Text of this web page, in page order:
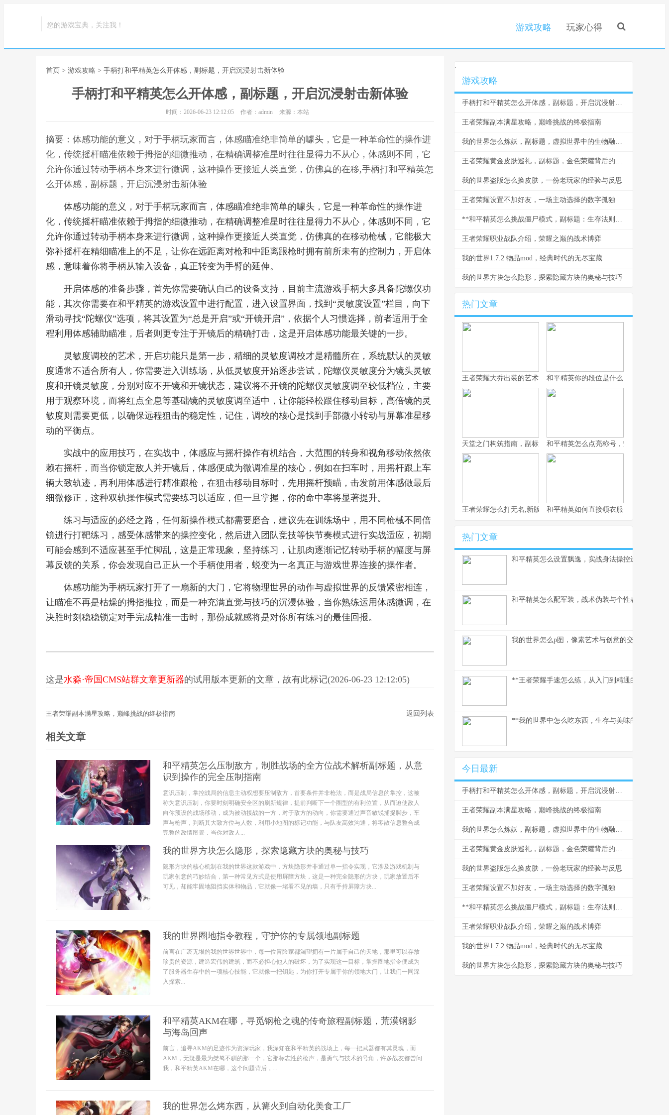
您的游戏宝典，关注我！ 游戏攻略 玩家心得
首页 > 游戏攻略 > 手柄打和平精英怎么开体感，副标题，开启沉浸射击新体验
手柄打和平精英怎么开体感，副标题，开启沉浸射击新体验
时间：2026-06-23 12:12:05 作者：admin 来源：本站
摘要：体感功能的意义，对于手柄玩家而言，体感瞄准绝非简单的噱头，它是一种革命性的操作进
化，传统摇杆瞄准依赖于拇指的细微推动，在精确调整准星时往往显得力不从心，体感则不同，它
允许你通过转动手柄本身来进行微调，这种操作更接近人类直觉，仿佛真的在移,手柄打和平精英怎
么开体感，副标题，开启沉浸射击新体验
体感功能的意义，对于手柄玩家而言，体感瞄准绝非简单的噱头，它是一种革命性的操作进
化，传统摇杆瞄准依赖于拇指的细微推动，在精确调整准星时往往显得力不从心，体感则不同，它
允许你通过转动手柄本身来进行微调，这种操作更接近人类直觉，仿佛真的在移动枪械，它能极大
弥补摇杆在精细瞄准上的不足，让你在远距离对枪和中距离跟枪时拥有前所未有的控制力，开启体
感，意味着你将手柄从输入设备，真正转变为手臂的延伸。
开启体感的准备步骤，首先你需要确认自己的设备支持，目前主流游戏手柄大多具备陀螺仪功
能，其次你需要在和平精英的游戏设置中进行配置，进入设置界面，找到“灵敏度设置”栏目，向下
滑动寻找“陀螺仪”选项，将其设置为“总是开启”或“开镜开启”，依据个人习惯选择，前者适用于全
程利用体感辅助瞄准，后者则更专注于开镜后的精确打击，这是开启体感功能最关键的一步。
灵敏度调校的艺术，开启功能只是第一步，精细的灵敏度调校才是精髓所在，系统默认的灵敏
度通常不适合所有人，你需要进入训练场，从低灵敏度开始逐步尝试，陀螺仪灵敏度分为镜头灵敏
度和开镜灵敏度，分别对应不开镜和开镜状态，建议将不开镜的陀螺仪灵敏度调至较低档位，主要
用于观察环境，而将红点全息等基础镜的灵敏度调至适中，让你能轻松跟住移动目标，高倍镜的灵
敏度则需要更低，以确保远程狙击的稳定性，记住，调校的核心是找到手部微小转动与屏幕准星移
动的平衡点。
实战中的应用技巧，在实战中，体感应与摇杆操作有机结合，大范围的转身和视角移动依然依
赖右摇杆，而当你锁定敌人并开镜后，体感便成为微调准星的核心，例如在扫车时，用摇杆跟上车
辆大致轨迹，再利用体感进行精准跟枪，在狙击移动目标时，先用摇杆预瞄，击发前用体感做最后
细微修正，这种双轨操作模式需要练习以适应，但一旦掌握，你的命中率将显著提升。
练习与适应的必经之路，任何新操作模式都需要磨合，建议先在训练场中，用不同枪械不同倍
镜进行打靶练习，感受体感带来的操控变化，然后进入团队竞技等快节奏模式进行实战适应，初期
可能会感到不适应甚至手忙脚乱，这是正常现象，坚持练习，让肌肉逐渐记忆转动手柄的幅度与屏
幕反馈的关系，你会发现自己正从一个手柄使用者，蜕变为一名真正与游戏世界连接的操作者。
体感功能为手柄玩家打开了一扇新的大门，它将物理世界的动作与虚拟世界的反馈紧密相连，
让瞄准不再是枯燥的拇指推拉，而是一种充满直觉与技巧的沉浸体验，当你熟练运用体感微调，在
决胜时刻稳稳锁定对手完成精准一击时，那份成就感将是对你所有练习的最佳回报。
这是水淼·帝国CMS站群文章更新器的试用版本更新的文章，故有此标记(2026-06-23 12:12:05)
王者荣耀副本满星攻略，巅峰挑战的终极指南 返回列表
相关文章
和平精英怎么压制敌方，制胜战场的全方位战术解析副标题，从意
识到操作的完全压制指南
意识压制，掌控战局的信息主动权想要压制敌方，首要条件并非枪法，而是战局信息的掌控，这被
称为意识压制，你要时刻明确安全区的刷新规律，提前判断下一个圈型的有利位置，从而迫使敌人
向你预设的战场移动，成为被动接战的一方，对于敌方的动向，你需要通过声音敏锐捕捉脚步，车
声与枪声，判断其大致方位与人数，利用小地图的标记功能，与队友高效沟通，将零散信息整合成
完整的敌情图景，当你对敌人...
我的世界方块怎么隐形，探索隐藏方块的奥秘与技巧
隐形方块的核心机制在我的世界这款游戏中，方块隐形并非通过单一指令实现，它涉及游戏机制与
玩家创意的巧妙结合，第一种常见方式是使用屏障方块，这是一种完全隐形的方块，玩家放置后不
可见，却能牢固地阻挡实体和物品，它就像一堵看不见的墙，只有手持屏障方块...
我的世界圈地指令教程，守护你的专属领地副标题
前言在广袤无垠的我的世界世界中，每一位冒险家都渴望拥有一片属于自己的天地，那里可以存放
珍贵的资源，建造宏伟的建筑，而不必担心他人的破坏，为了实现这一目标，掌握圈地指令便成为
了服务器生存中的一项核心技能，它就像一把钥匙，为你打开专属于你的领地大门，让我们一同深
入探索...
和平精英AKM在哪，寻觅钢枪之魂的传奇旅程副标题，荒漠钢影
与海岛回声
前言，追寻AKM的足迹作为资深玩家，我深知在和平精英的战场上，每一把武器都有其灵魂，而
AKM，无疑是最为桀骜不驯的那一个，它那标志性的枪声，是勇气与技术的号角，许多战友都曾问
我，和平精英AKM在哪，这个问题背后，...
我的世界怎么烤东西，从篝火到自动化美食工厂
.
游戏攻略
手柄打和平精英怎么开体感，副标题，开启沉浸射击新体验
王者荣耀副本满星攻略，巅峰挑战的终极指南
我的世界怎么炼妖，副标题，虚拟世界中的生物融合艺术
王者荣耀黄金皮肤巡礼，副标题，金色荣耀背后的设计与情怀
我的世界盗版怎么换皮肤，一份老玩家的经验与反思
王者荣耀设置不加好友，一场主动选择的数字孤独
**和平精英怎么挑战僵尸模式，副标题：生存法则与战术精髓**
王者荣耀职业战队介绍，荣耀之巅的战术博弈
我的世界1.7.2 物品mod，经典时代的无尽宝藏
我的世界方块怎么隐形，探索隐藏方块的奥秘与技巧
热门文章
王者荣耀大乔出装的艺术，辅助之核的战术抉择
和平精英你的段位是什么：一段段位承
天堂之门构筑指南，副标题，通往云端的幻想之路
和平精英怎么点亮称号，荣誉徽章获取
王者荣耀怎么打无名,新版本野区霸主的应对策略
和平精英如何直接领衣服，玩家福利获
热门文章
和平精英怎么设置飘逸，实战身法操控进阶指南副
和平精英怎么配军装，战术伪装与个性表达的博弈
我的世界怎么p图，像素艺术与创意的交响
**王者荣耀手速怎么练，从入门到精通的指尖修
**我的世界中怎么吃东西，生存与美味的核心法
今日最新
手柄打和平精英怎么开体感，副标题，开启沉浸射击新体验
王者荣耀副本满星攻略，巅峰挑战的终极指南
我的世界怎么炼妖，副标题，虚拟世界中的生物融合艺术
王者荣耀黄金皮肤巡礼，副标题，金色荣耀背后的设计与情怀
我的世界盗版怎么换皮肤，一份老玩家的经验与反思
王者荣耀设置不加好友，一场主动选择的数字孤独
**和平精英怎么挑战僵尸模式，副标题：生存法则与战术精髓**
王者荣耀职业战队介绍，荣耀之巅的战术博弈
我的世界1.7.2 物品mod，经典时代的无尽宝藏
我的世界方块怎么隐形，探索隐藏方块的奥秘与技巧